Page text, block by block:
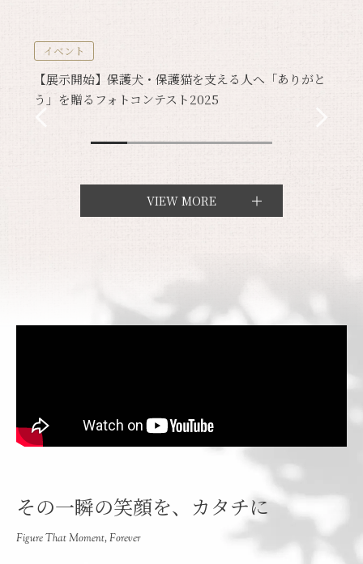
イベント
【展示開始】保護犬・保護猫を支える人へ「ありがと
う」を贈るフォトコンテスト2025
VIEW MORE
その一瞬の笑顔を、カタチに
Figure That Moment, Forever